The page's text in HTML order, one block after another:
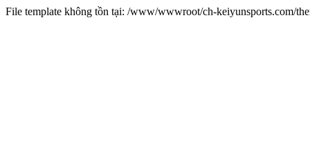
File template không tồn tại: /www/wwwroot/ch-keiyunsports.com/